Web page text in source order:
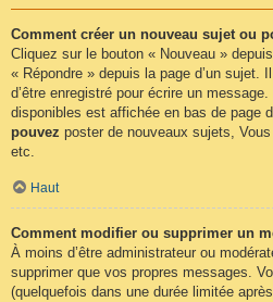
Comment créer un nouveau sujet ou
Cliquez sur le bouton « Nouveau »
« Répondre » depuis la page d’un sujet.
d’être enregistré pour écrire un
disponibles est affichée en bas de page
pouvez poster de nouveaux sujets, Vous
etc.
Haut
Comment modifier ou supprimer un
À moins d’être administrateur ou
supprimer que vos propres messages.
(quelquefois dans une durée limitée